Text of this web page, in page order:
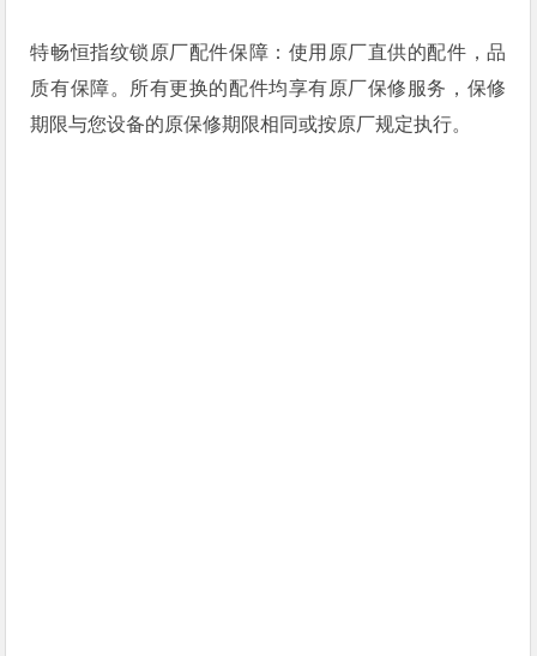
特畅恒指纹锁原厂配件保障：使用原厂直供的配件，品
质有保障。所有更换的配件均享有原厂保修服务，保修
期限与您设备的原保修期限相同或按原厂规定执行。